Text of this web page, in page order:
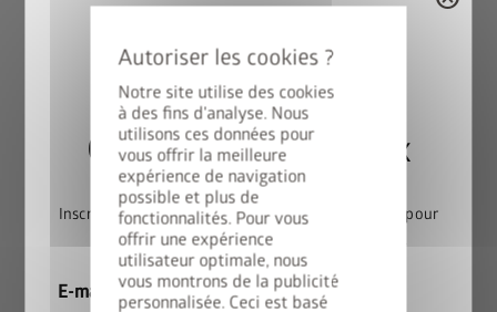
Notre site utilise des cookies
à des fins d'analyse. Nous
utilisons ces données pour
vous offrir la meilleure
expérience de navigation
possible et plus de
fonctionnalités. Pour vous
offrir une expérience
utilisateur optimale, nous
vous montrons de la publicité
personnalisée. Ceci est basé
Alex Duo Double range poubelles
Gagnez une StyleBox
Inscrivez-vous dès maintenant à notre newsletter pour
participer automatiquement au tirage au sort.
E-mail